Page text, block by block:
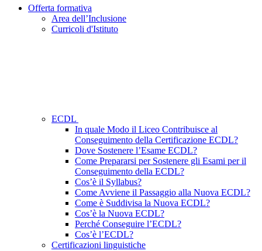
Offerta formativa
Area dell’Inclusione
Curricoli d'Istituto
ECDL
In quale Modo il Liceo Contribuisce al
Conseguimento della Certificazione ECDL?
Dove Sostenere l’Esame ECDL?
Come Prepararsi per Sostenere gli Esami per il
Conseguimento della ECDL?
Cos’è il Syllabus?
Come Avviene il Passaggio alla Nuova ECDL?
Come è Suddivisa la Nuova ECDL?
Cos’è la Nuova ECDL?
Perché Conseguire l’ECDL?
Cos’è l’ECDL?
Certificazioni linguistiche